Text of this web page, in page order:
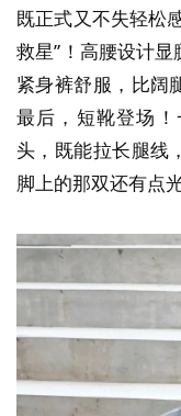
既正式又不失轻松
救星”！高腰设计
紧身裤舒服，比阔
最后，短靴登场
头，既能拉长腿线
脚上的那双还有点